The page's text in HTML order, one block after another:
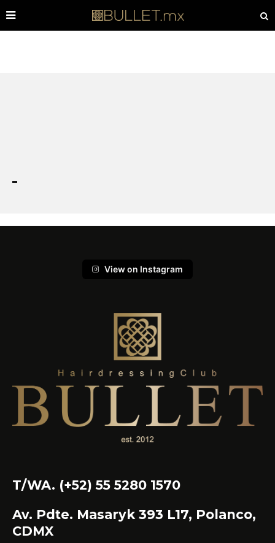
View on Instagram
T/WA. (+52) 55 5280 1570
Av. Pdte. Masaryk 393 L17, Polanco,
CDMX